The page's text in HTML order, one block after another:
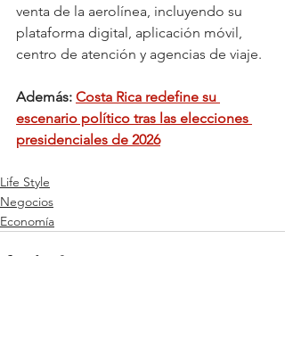
venta de la aerolínea, incluyendo su
plataforma digital, aplicación móvil,
centro de atención y agencias de viaje.
Además: Costa Rica redefine su
escenario político tras las elecciones
presidenciales de 2026
Life Style
Negocios
Economía